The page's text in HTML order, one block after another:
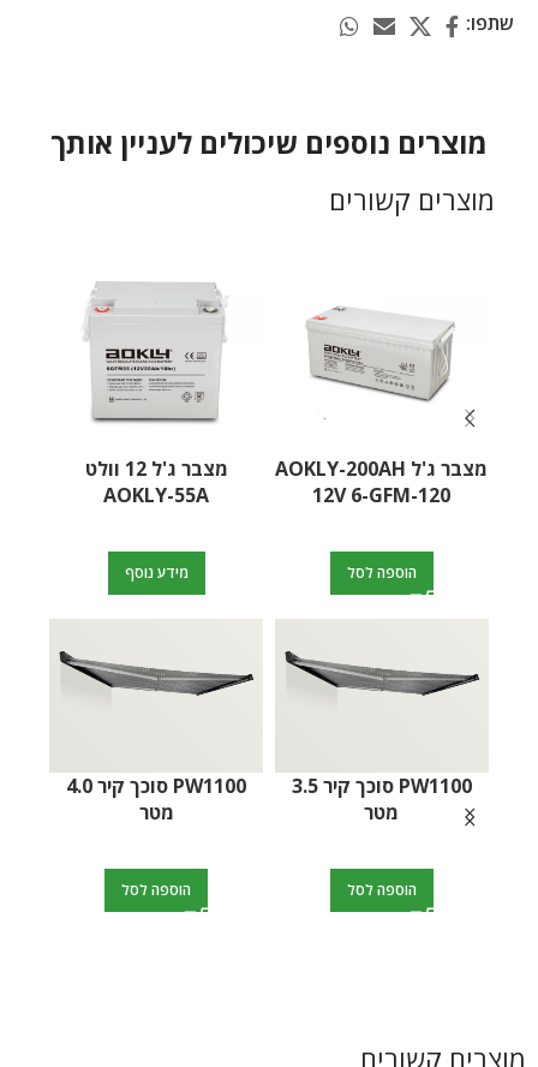
שתפו:
מוצרים נוספים שיכולים לעניין אותך
מוצרים קשורים
מצבר ג'ל AOKLY-200AH
12V 6-GFM-120
הוספה לסל
מצבר ג'ל 12 וולט
AOKLY-55A
מידע נוסף
מטר
הוספה לסל
מוצרים קשורים